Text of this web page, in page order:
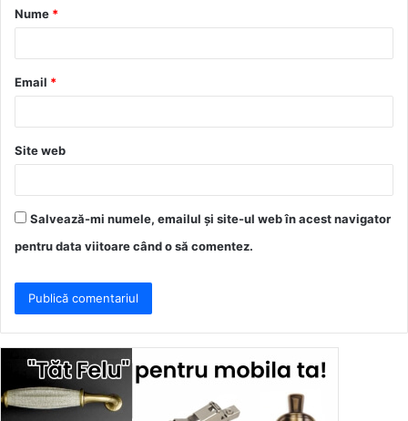
r
*
Nume *
Email *
Site web
Salvează-mi numele, emailul și site-ul web în acest navigator
pentru data viitoare când o să comentez.